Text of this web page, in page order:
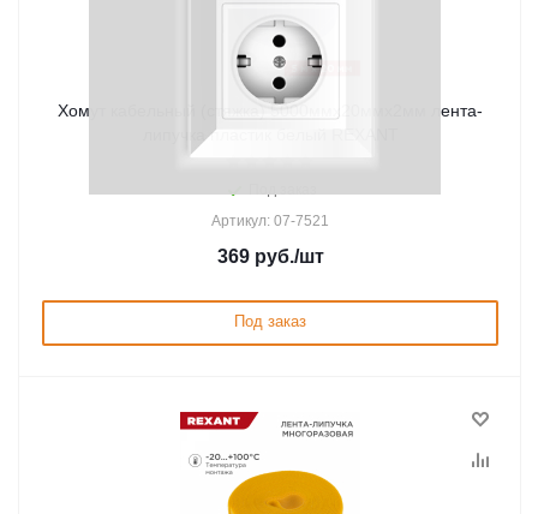
Хомут кабельный (стяжка) 5000ммx20ммx2мм лента-
липучка пластик белый REXANT
Артикул: 07-7521
369руб./шт
Под заказ